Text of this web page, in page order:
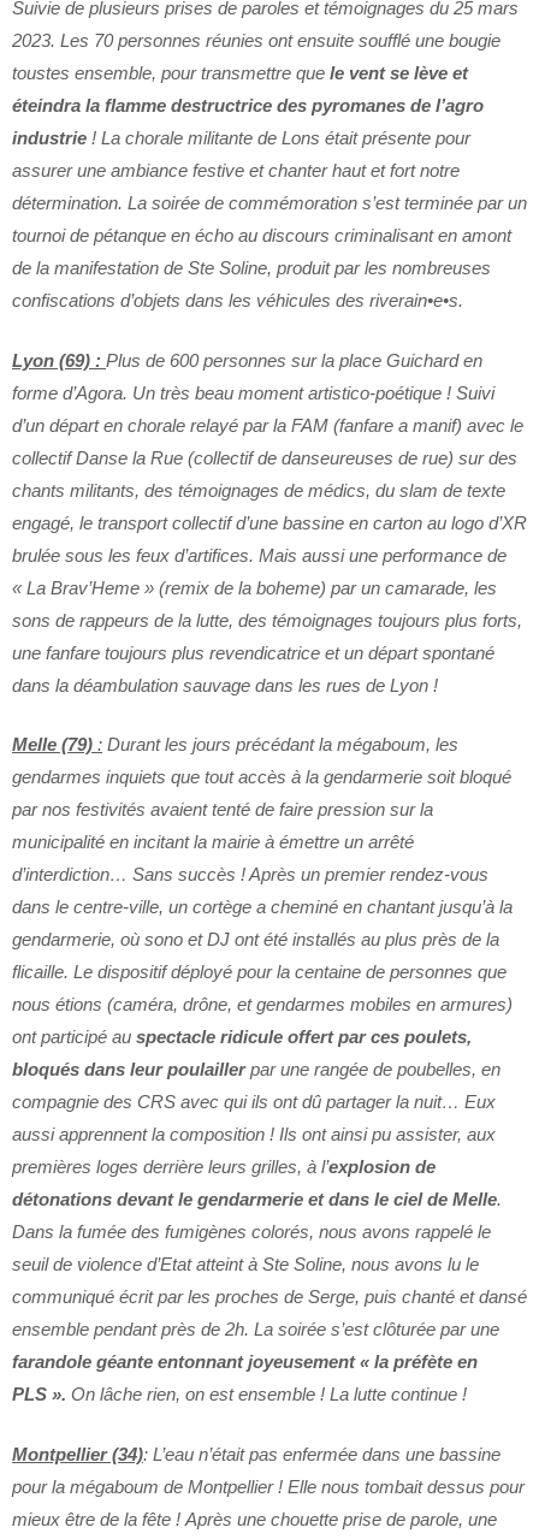
Suivie de plusieurs prises de paroles et témoignages du 25 mars
2023. Les 70 personnes réunies ont ensuite soufflé une bougie
toustes ensemble, pour transmettre que le vent se lève et
éteindra la flamme destructrice des pyromanes de l’agro
industrie ! La chorale militante de Lons était présente pour
assurer une ambiance festive et chanter haut et fort notre
détermination. La soirée de commémoration s’est terminée par un
tournoi de pétanque en écho au discours criminalisant en amont
de la manifestation de Ste Soline, produit par les nombreuses
confiscations d’objets dans les véhicules des riverain•e•s.
Lyon (69) : Plus de 600 personnes sur la place Guichard en
forme d’Agora. Un très beau moment artistico-poétique ! Suivi
d’un départ en chorale relayé par la FAM (fanfare a manif) avec le
collectif Danse la Rue (collectif de danseureuses de rue) sur des
chants militants, des témoignages de médics, du slam de texte
engagé, le transport collectif d’une bassine en carton au logo d’XR
brulée sous les feux d’artifices. Mais aussi une performance de
« La Brav’Heme » (remix de la boheme) par un camarade, les
sons de rappeurs de la lutte, des témoignages toujours plus forts,
une fanfare toujours plus revendicatrice et un départ spontané
dans la déambulation sauvage dans les rues de Lyon !
Melle (79) : Durant les jours précédant la mégaboum, les
gendarmes inquiets que tout accès à la gendarmerie soit bloqué
par nos festivités avaient tenté de faire pression sur la
municipalité en incitant la mairie à émettre un arrêté
d’interdiction… Sans succès ! Après un premier rendez-vous
dans le centre-ville, un cortège a cheminé en chantant jusqu’à la
gendarmerie, où sono et DJ ont été installés au plus près de la
flicaille. Le dispositif déployé pour la centaine de personnes que
nous étions (caméra, drône, et gendarmes mobiles en armures)
ont participé au spectacle ridicule offert par ces poulets,
bloqués dans leur poulaillerpar une rangée de poubelles, en
compagnie des CRS avec qui ils ont dû partager la nuit… Eux
aussi apprennent la composition ! Ils ont ainsi pu assister, aux
premières loges derrière leurs grilles, à l’explosion de
détonations devant le gendarmerie et dans le ciel de Melle.
Dans la fumée des fumigènes colorés, nous avons rappelé le
seuil de violence d’Etat atteint à Ste Soline, nous avons lu le
communiqué écrit par les proches de Serge, puis chanté et dansé
ensemble pendant près de 2h. La soirée s’est clôturée par une
farandole géante entonnant joyeusement « la préfète en
PLS ». On lâche rien, on est ensemble ! La lutte continue !
Montpellier (34): L’eau n’était pas enfermée dans une bassine
pour la mégaboum de Montpellier ! Elle nous tombait dessus pour
mieux être de la fête ! Après une chouette prise de parole, une